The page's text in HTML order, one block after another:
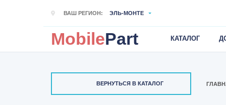
ВАШ РЕГИОН: ЭЛЬ-МОНТЕ
MobilePart КАТАЛОГ
ВЕРНУТЬСЯ В КАТАЛОГ